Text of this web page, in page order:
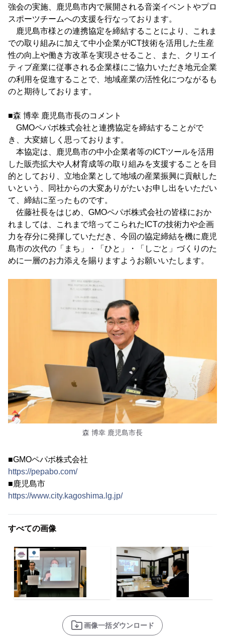
強会の実施、鹿児島市内で展開される音楽イベントやプロ
スポーツチームへの支援を行なっております。
鹿児島市様との連携協定を締結することにより、これま
での取り組みに加えて中小企業がICT技術を活用した生産
性の向上や働き方改革を実現させること、また、クリエイ
ティブ産業に従事される企業様にご協力いただき地元企業
の利用を促進することで、地域産業の活性化につながるも
のと期待しております。
■森 博幸 鹿児島市長のコメント
GMOペパボ株式会社と連携協定を締結することがで
き、大変嬉しく思っております。
本協定は、鹿児島市の中小企業者等のICTツールを活用
した販売拡大や人材育成等の取り組みを支援することを目
的としており、立地企業として地域の産業振興に貢献した
いという、同社からの大変ありがたいお申し出をいただい
て、締結に至ったものです。
佐藤社長をはじめ、GMOペパボ株式会社の皆様におか
れましては、これまで培ってこられたICTの技術力や企画
力を存分に発揮していただき、今回の協定締結を機に鹿児
島市の次代の「まち」・「ひと」・「しごと」づくりのた
めに一層のお力添えを賜りますようお願いいたします。
森 博幸 鹿児島市長
■GMOペパボ株式会社
https://pepabo.com/
■鹿児島市
https://www.city.kagoshima.lg.jp/
すべての画像
画像一括ダウンロード